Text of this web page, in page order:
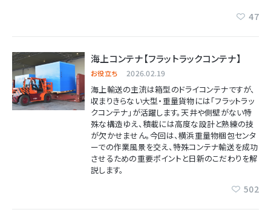
47
海上コンテナ【フラットラックコンテナ】
お役立ち 2026.02.19
海上輸送の主流は箱型のドライコンテナですが、
収まりきらない大型・重量貨物には「フラットラッ
クコンテナ」が活躍します。天井や側壁がない特
殊な構造ゆえ、積載には高度な設計と熟練の技
が欠かせません。今回は、横浜重量物梱包センタ
ーでの作業風景を交え、特殊コンテナ輸送を成功
させるための重要ポイントと日新のこだわりを解
説します。
502